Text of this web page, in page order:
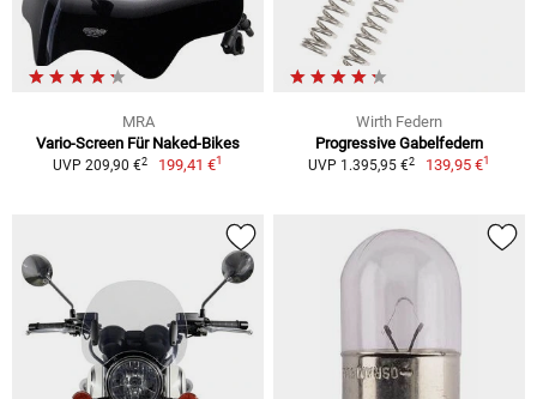
MRA
Vario-Screen Für Naked-Bikes
UVP 209,90 €2 199,41 €1
Wirth Federn
Progressive Gabelfedern
UVP 1.395,95 €2 139,95 €1